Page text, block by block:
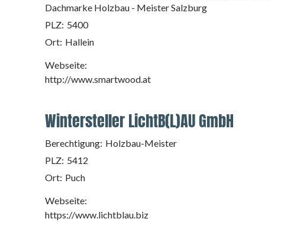
Dachmarke Holzbau - Meister Salzburg
PLZ: 5400
Ort: Hallein
Webseite:
http://www.smartwood.at
Wintersteller LichtB(L)AU GmbH
Berechtigung: Holzbau-Meister
PLZ: 5412
Ort: Puch
Webseite:
https://www.lichtblau.biz